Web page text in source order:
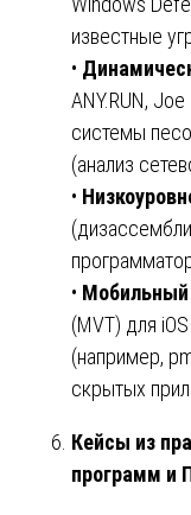
известные
•
ANY.RUN,
системы
(анализ
•
• Мобильный
(MVT) для
(например,
скрытых
Кейсы из
программ и